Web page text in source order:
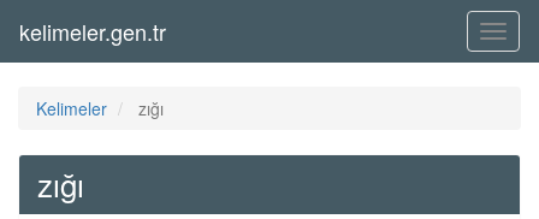
Menü
kelimeler.gen.tr
Kelimeler zığı
zığı